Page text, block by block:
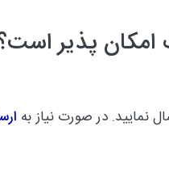
امکان پذیر
نمایید. در صورت نیاز به